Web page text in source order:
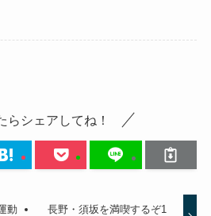
らシェアしてね！
動
長野・須坂を満喫するぞ1